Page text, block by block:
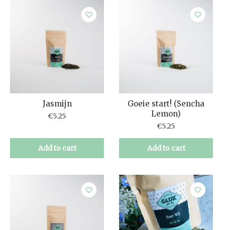
Jasmijn
€5.25
Add to cart
Goeie start! (Sencha
Lemon)
€5.25
Add to cart